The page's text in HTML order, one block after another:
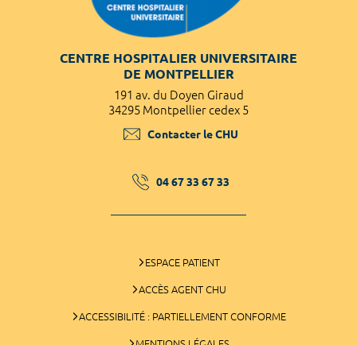
CENTRE HOSPITALIER UNIVERSITAIRE
DE MONTPELLIER
191 av. du Doyen Giraud
34295 Montpellier cedex 5
Contacter le CHU
04 67 33 67 33
ESPACE PATIENT
ACCÈS AGENT CHU
ACCESSIBILITÉ : PARTIELLEMENT CONFORME